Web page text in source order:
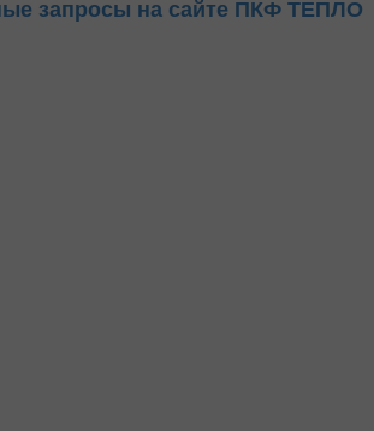
запросы на сайте ПКФ ТЕПЛО